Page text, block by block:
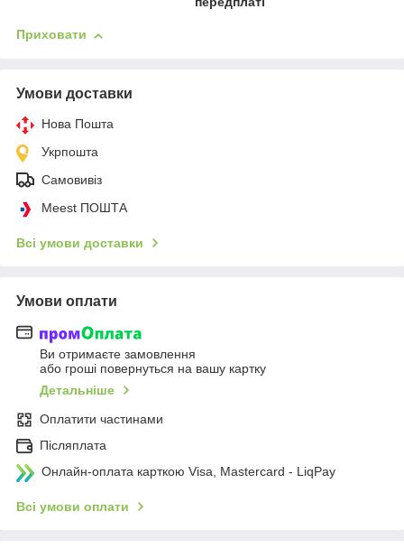
Приховати
Умови доставки
Нова Пошта
Укрпошта
Самовивіз
Meest ПОШТА
Всі умови доставки
Умови оплати
Ви отримаєте замовлення
або гроші повернуться на вашу картку
Детальніше
Оплатити частинами
Післяплата
Онлайн-оплата карткою Visa, Mastercard - LiqPay
Всі умови оплати